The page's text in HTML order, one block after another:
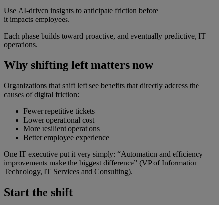
Use AI‑driven insights to anticipate friction before
it impacts employees.
Each phase builds toward proactive, and eventually predictive, IT
operations.
Why shifting left matters now
Organizations that shift left see benefits that directly address the
causes of digital friction:
Fewer repetitive tickets
Lower operational cost
More resilient operations
Better employee experience
One IT executive put it very simply: “Automation and efficiency
improvements make the biggest difference” (VP of Information
Technology, IT Services and Consulting).
Start the shift